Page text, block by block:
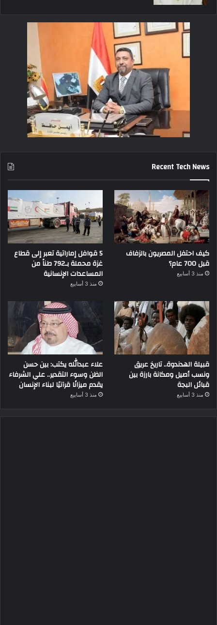
Recent Tech News
كيف احتفل المصريون بالزفاف
قبل 700 عام؟
منذ 3 أسابيع
5 قوافل إماراتية تعبر إلى قطاع
غزة محملة بـ792 طناً من
المساعدات الإنسانية
منذ 3 أسابيع
قبيلة الهدندوة.. تاريخ عريق
ونسب أصيل ومكانة بارزة بين
قبائل البجة
منذ 3 أسابيع
علاء عبدالله يكتب: بين حسن
الظن وسوء التقدير.. علي الشرفاء
يقدم ميزانًا قرآنيًا لبناء الإنسان
منذ 3 أسابيع